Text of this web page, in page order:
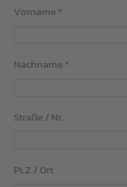
Vorname *
Nachname *
Straße / Nr.
PLZ / Ort